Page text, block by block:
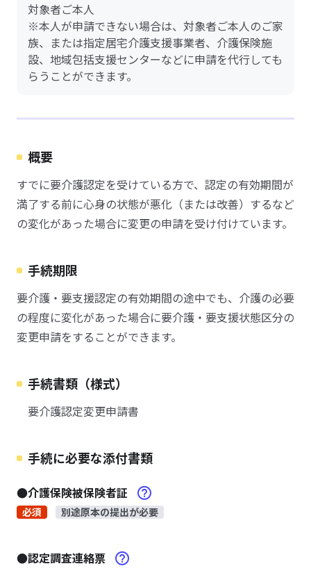
対象者ご本人
※本人が申請できない場合は、対象者ご本人のご家
族、または指定居宅介護支援事業者、介護保険施
設、地域包括支援センターなどに申請を代行しても
らうことができます。
概要
すでに要介護認定を受けている方で、認定の有効期間が
満了する前に心身の状態が悪化（または改善）するなど
の変化があった場合に変更の申請を受け付けています。
手続期限
要介護・要支援認定の有効期間の途中でも、介護の必要
の程度に変化があった場合に要介護・要支援状態区分の
変更申請をすることができます。
手続書類（様式）
要介護認定変更申請書
手続に必要な添付書類
●介護保険被保険者証
必須 別途原本の提出が必要
●認定調査連絡票